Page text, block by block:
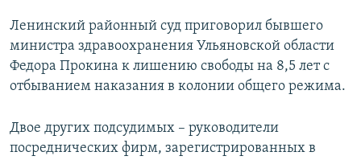
Ленинский районный суд приговорил бывшего
министра здравоохранения Ульяновской области
Федора Прокина к лишению свободы на 8,5 лет с
отбыванием наказания в колонии общего режима.
Двое других подсудимых – руководители
посреднических фирм, зарегистрированных в